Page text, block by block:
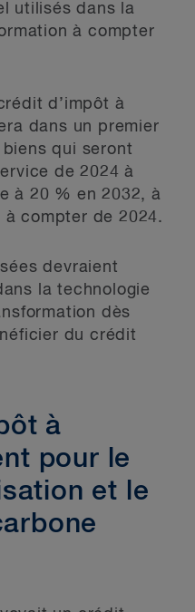
utilisés dans la
à compter
d’impôt à
dans un premier
qui seront
de 2024 à
à 20 % en 2032, à
compter de 2024.
devraient
la technologie
dès
du crédit
à
pour le
et le